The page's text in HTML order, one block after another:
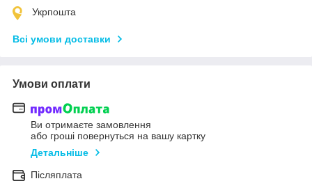
Укрпошта
Всі умови доставки
Умови оплати
Ви отримаєте замовлення
або гроші повернуться на вашу картку
Детальніше
Післяплата